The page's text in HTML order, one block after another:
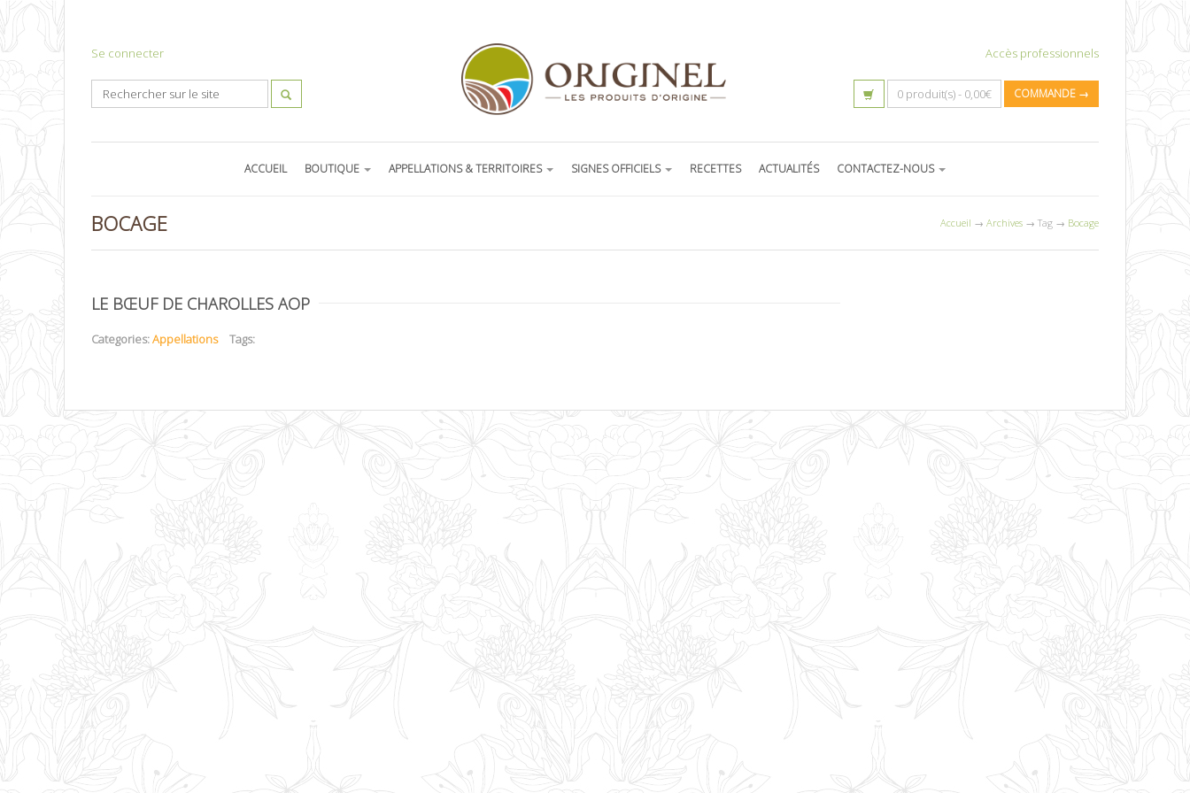
Se connecter Accès professionnels
0 produit(s) - 0,00€ COMMANDE →
ACCUEIL BOUTIQUE APPELLATIONS & TERRITOIRES SIGNES OFFICIELS RECETTES ACTUALITÉS CONTACTEZ-NOUS
BOCAGE Accueil → Archives → Tag → Bocage
LE BŒUF DE CHAROLLES AOP
Categories:Appellations Tags: